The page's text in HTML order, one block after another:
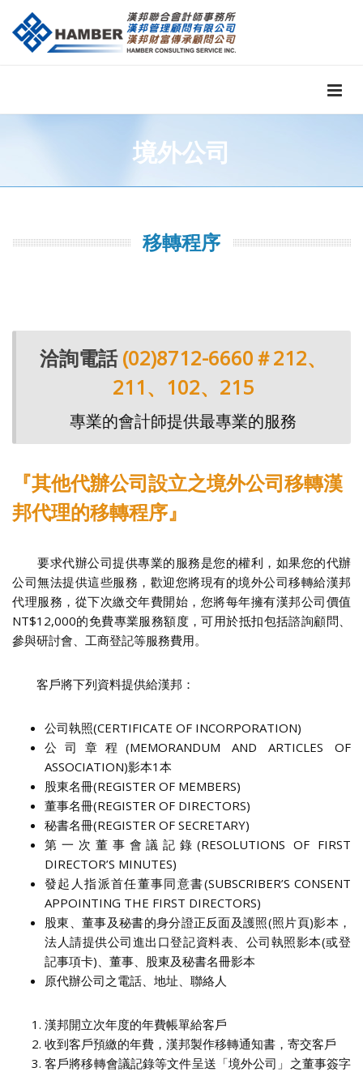
境外公司
移轉程序
洽詢電話(02)8712-6660＃212、
211、102、215
專業的會計師提供最專業的服務
『其他代辦公司設立之境外公司移轉漢
邦代理的移轉程序』
要求代辦公司提供專業的服務是您的權利，如果您的代辦
公司無法提供這些服務，歡迎您將現有的境外公司移轉給漢邦
代理服務，從下次繳交年費開始，您將每年擁有漢邦公司價值
NT$12,000的免費專業服務額度，可用於抵扣包括諮詢顧問、
參與研討會、工商登記等服務費用。
客戶將下列資料提供給漢邦：
公司執照(CERTIFICATE OF INCORPORATION)
公司章程(MEMORANDUM AND ARTICLES OF
ASSOCIATION)影本1本
股東名冊(REGISTER OF MEMBERS)
董事名冊(REGISTER OF DIRECTORS)
秘書名冊(REGISTER OF SECRETARY)
第一次董事會議記錄(RESOLUTIONS OF FIRST
DIRECTOR’S MINUTES)
發起人指派首任董事同意書(SUBSCRIBER’S CONSENT
APPOINTING THE FIRST DIRECTORS)
股東、董事及秘書的身分證正反面及護照(照片頁)影本，
法人請提供公司進出口登記資料表、公司執照影本(或登
記事項卡)、董事、股東及秘書名冊影本
原代辦公司之電話、地址、聯絡人
漢邦開立次年度的年費帳單給客戶
收到客戶預繳的年費，漢邦製作移轉通知書，寄交客戶
客戶將移轉會議記錄等文件呈送「境外公司」之董事簽字